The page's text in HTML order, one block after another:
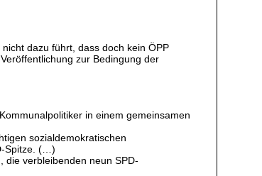
dazu führt, dass doch kein ÖPP
zur Bedingung der
in einem gemeinsamen
sozialdemokratischen
Spitze. (…)
die verbleibenden neun SPD-